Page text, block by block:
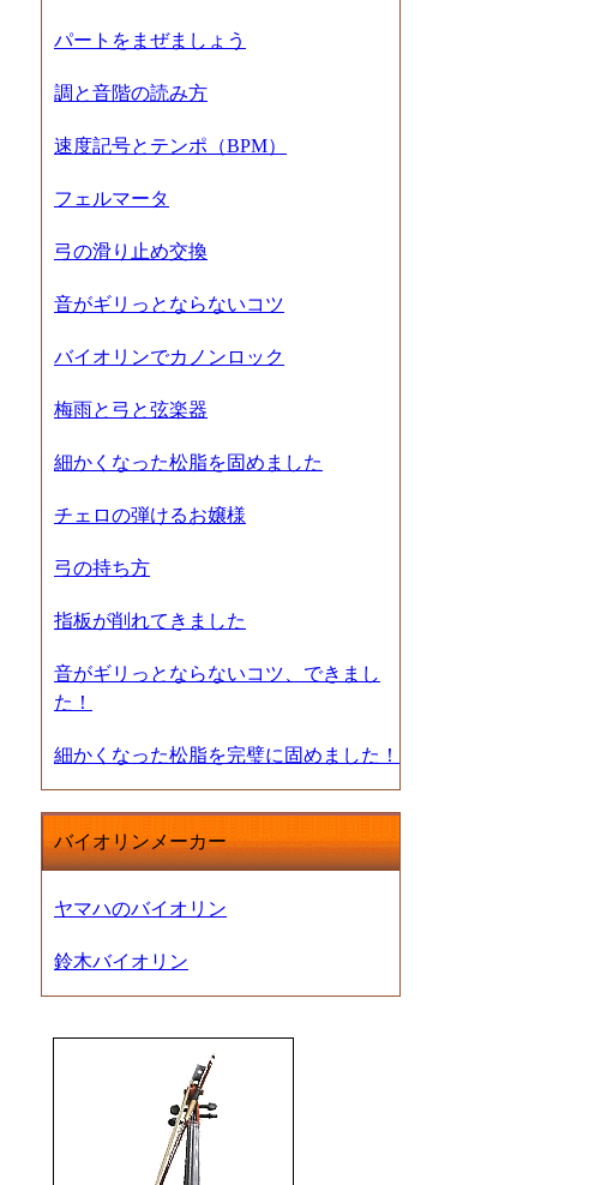
パートをまぜましょう
調と音階の読み方
速度記号とテンポ（BPM）
フェルマータ
弓の滑り止め交換
音がギリっとならないコツ
バイオリンでカノンロック
梅雨と弓と弦楽器
細かくなった松脂を固めました
チェロの弾けるお嬢様
弓の持ち方
指板が削れてきました
音がギリっとならないコツ、できまし
た！
細かくなった松脂を完璧に固めました！
バイオリンメーカー
ヤマハのバイオリン
鈴木バイオリン